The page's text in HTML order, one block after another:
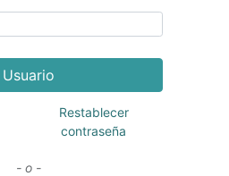
Usuario
Restablecer
contraseña
- o -